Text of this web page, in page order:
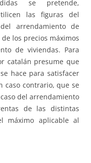
se pretende,
las figuras del
arrendamiento de
los precios máximos
de viviendas. Para
catalán presume que
hace para satisfacer
caso contrario, que se
del arrendamiento
de las distintas
máximo aplicable al